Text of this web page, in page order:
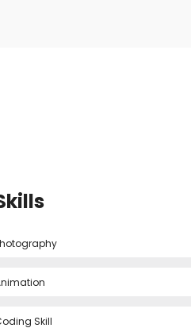
Skill